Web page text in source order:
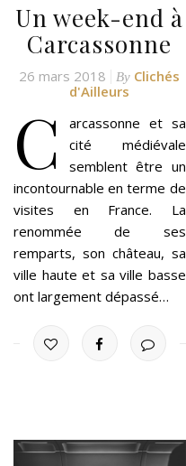
Un week-end à
Carcassonne
26 mars 2018 By Clichés
d'Ailleurs
C
arcassonne et sa
cité médiévale
semblent être un
incontournable en terme de
visites en France. La
renommée de ses
remparts, son château, sa
ville haute et sa ville basse
ont largement dépassé…